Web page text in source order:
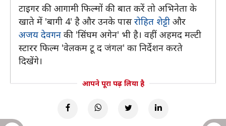
टाइगर की आगामी फिल्मों की बात करें तो अभिनेता के
खाते में 'बागी 4' है और उनके पासरोहित शेट्टी और
अजय देवगन की 'सिंघम अगेन' भी है। वहीं अहमद मल्टी
स्टारर फिल्म 'वेलकम टू द जंगल' का निर्देशन करते
दिखेंगे।
आपने पूरा पढ़ लिया है